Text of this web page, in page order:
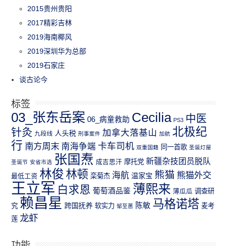
2015贵州贵阳
2017精彩吉林
2019海南椰风
2019深圳华为总部
2019石家庄
谈古论今
标签
03_张东岳案 06_病童救助 Cecilia PS3 中医
针灸 九段线 人头税 刑事案件 加拿大落基山 加航 北极纪
行 南方周末 南海争端 卡车司机 双重国籍 同一首歌 圣诞灯屋
圣诞节 安省市选 张国焘 成吉思汗 摩托党 新疆杂技团员脱队
最低工资 林俊 林顿 栾菊杰 海航 温家宝 熊猫 熊猫外交
王立军 白求恩 葡萄酒品鉴 薄熙来 薄瓜瓜 调查研
究 赖昌星 跨国抚养 软实力 邹至蕙 陈敏 马格诺塔 麦考
莲 龙虾